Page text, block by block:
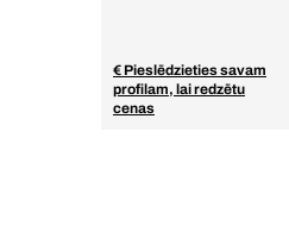
€ Pieslēdzieties savam
profilam, lai redzētu
cenas